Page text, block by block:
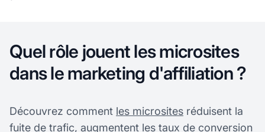
Quel rôle jouent les microsites
dans le marketing d'affiliation ?
Découvrez comment les microsites réduisent la
fuite de trafic, augmentent les taux de conversion